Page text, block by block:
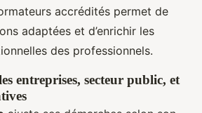
accrédités permet de
adaptées et d’enrichir les
des professionnels.
entreprises, secteur public, et